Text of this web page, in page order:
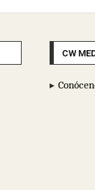
CW